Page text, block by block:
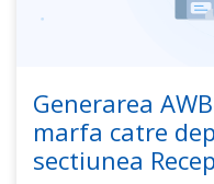
Generarea
marfa catre
sectiunea